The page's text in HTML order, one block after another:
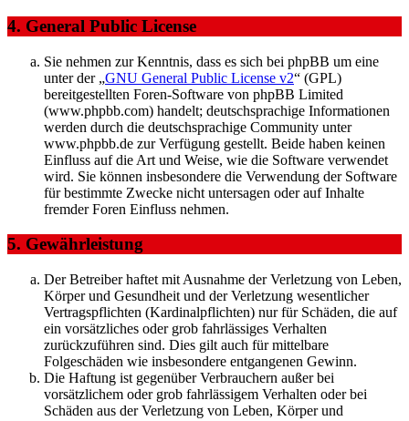
4. General Public License
Sie nehmen zur Kenntnis, dass es sich bei phpBB um eine
unter der „GNU General Public License v2“ (GPL)
bereitgestellten Foren-Software von phpBB Limited
(www.phpbb.com) handelt; deutschsprachige Informationen
werden durch die deutschsprachige Community unter
www.phpbb.de zur Verfügung gestellt. Beide haben keinen
Einfluss auf die Art und Weise, wie die Software verwendet
wird. Sie können insbesondere die Verwendung der Software
für bestimmte Zwecke nicht untersagen oder auf Inhalte
fremder Foren Einfluss nehmen.
5. Gewährleistung
Der Betreiber haftet mit Ausnahme der Verletzung von Leben,
Körper und Gesundheit und der Verletzung wesentlicher
Vertragspflichten (Kardinalpflichten) nur für Schäden, die auf
ein vorsätzliches oder grob fahrlässiges Verhalten
zurückzuführen sind. Dies gilt auch für mittelbare
Folgeschäden wie insbesondere entgangenen Gewinn.
Die Haftung ist gegenüber Verbrauchern außer bei
vorsätzlichem oder grob fahrlässigem Verhalten oder bei
Schäden aus der Verletzung von Leben, Körper und